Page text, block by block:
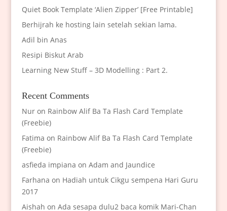
Quiet Book Template ‘Alien Zipper’ [Free Printable]
Berhijrah ke hosting lain setelah sekian lama.
Adil bin Anas
Resipi Biskut Arab
Learning New Stuff – 3D Modelling : Part 2.
Recent Comments
Nuron Rainbow Alif Ba Ta Flash Card Template
(Freebie)
Fatima on Rainbow Alif Ba Ta Flash Card Template
(Freebie)
asfieda impiana on Adam and Jaundice
Farhana on Hadiah untuk Cikgu sempena Hari Guru
2017
Aishah on Ada sesapa dulu2 baca komik Mari-Chan